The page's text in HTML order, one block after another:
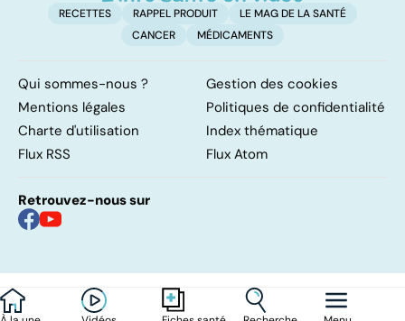
RECETTES RAPPEL PRODUIT
LE MAG DE LA SANTÉ
CANCER
MÉDICAMENTS
Qui sommes-nous ?
Gestion des cookies
Mentions légales
Politiques de confidentialité
Charte d'utilisation
Index thématique
Flux RSS
Flux Atom
Retrouvez-nous sur